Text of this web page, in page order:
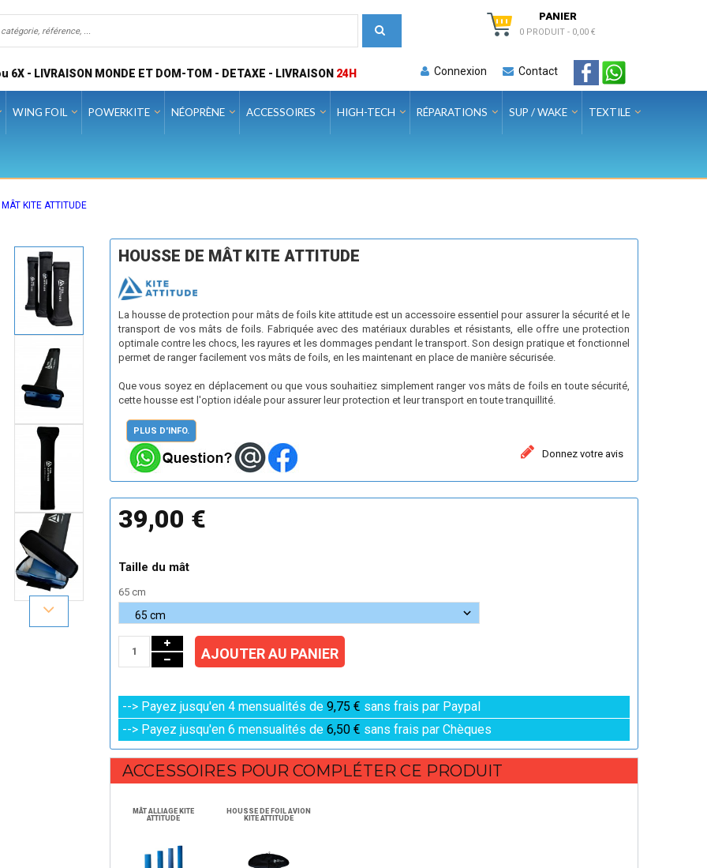
PANIER
0 PRODUIT - 0,00 €
Connexion Contact
6X - LIVRAISON MONDE ET DOM-TOM - DETAXE - LIVRAISON 24H
WING FOIL POWERKITE NÉOPRÈNE ACCESSOIRES HIGH-TECH RÉPARATIONS SUP / WAKE TEXTILE
KITE ATTITUDE
HOUSSE DE MÂT KITE ATTITUDE
La housse de protection pour mâts de foils kite attitude est un accessoire essentiel pour assurer la sécurité et le
transport de vos mâts de foils. Fabriquée avec des matériaux durables et résistants, elle offre une protection
optimale contre les chocs, les rayures et les dommages pendant le transport. Son design pratique et fonctionnel
permet de ranger facilement vos mâts de foils, en les maintenant en place de manière sécurisée.
Que vous soyez en déplacement ou que vous souhaitiez simplement ranger vos mâts de foils en toute sécurité,
cette housse est l'option idéale pour assurer leur protection et leur transport en toute tranquillité.
PLUS D'INFO.
Donnez votre avis
39,00 €
Taille du mât
65 cm
AJOUTER AU PANIER
--> Payez jusqu'en 4 mensualités de 9,75 € sans frais par Paypal
--> Payez jusqu'en 6 mensualités de 6,50 € sans frais par Chèques
ACCESSOIRES POUR COMPLÉTER CE PRODUIT
MÂT ALLIAGE KITE
ATTITUDE
HOUSSE DE FOIL AVION
KITE ATTITUDE